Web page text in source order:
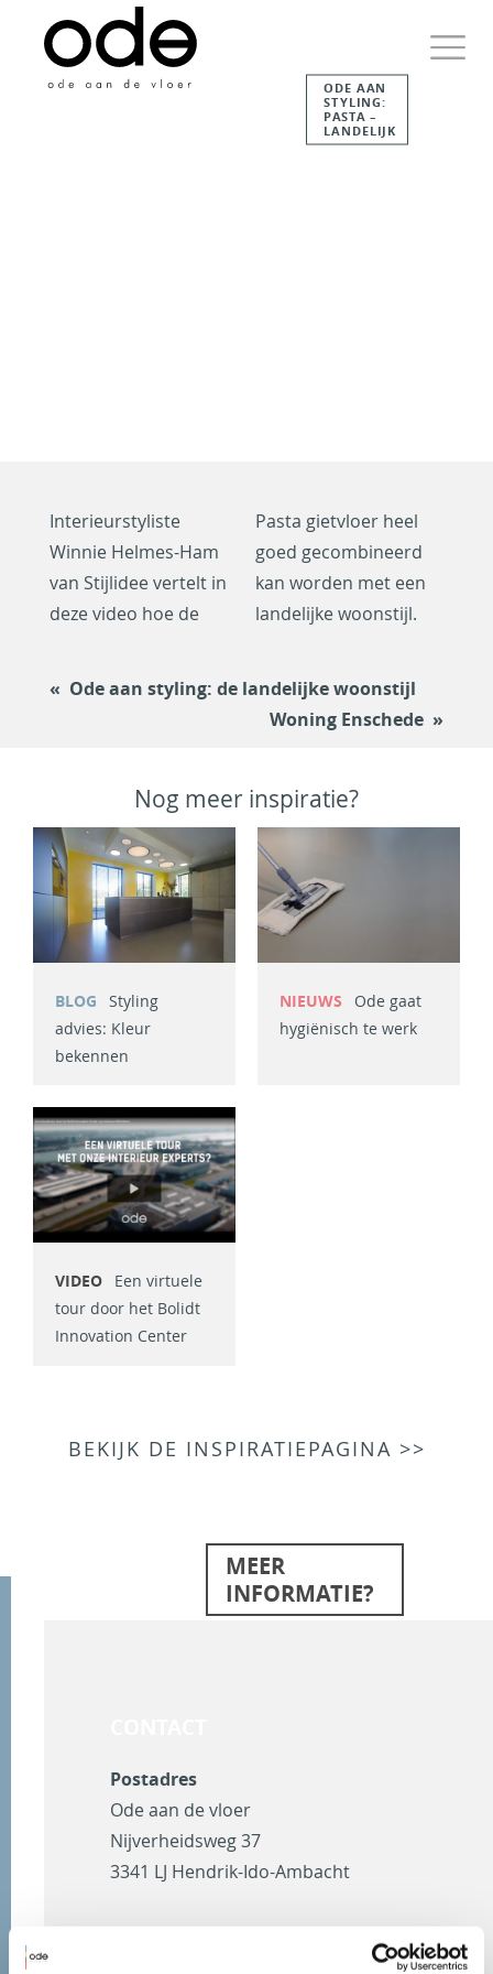
content
ODE AAN
STYLING:
PASTA –
LANDELIJK
Interieurstyliste
Winnie Helmes-Ham
van Stijlidee vertelt in
deze video hoe de
Pasta gietvloer heel
goed gecombineerd
kan worden met een
landelijke woonstijl.
Ode aan styling: de landelijke woonstijl
Woning Enschede
Nog meer inspiratie?
BLOG
Styling
advies: Kleur
bekennen
NIEUWS
Ode gaat
hygiënisch te werk
VIDEO
Een virtuele
tour door het Bolidt
Innovation Center
BEKIJK DE INSPIRATIEPAGINA >>
MEER
INFORMATIE?
Postadres
Ode aan de vloer
Nijverheidsweg 37
3341 LJ Hendrik-Ido-Ambacht